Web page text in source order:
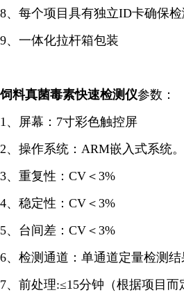
8、每个项目具有独立ID卡确保
9、一体化拉杆箱包装
饲料真菌毒素快速检测仪参数：
1、屏幕：7寸彩色触控屏
2、操作系统：ARM嵌入式系统。
3、重复性：CV＜3%
4、稳定性：CV＜3%
5、台间差：CV＜3%
6、检测通道：单通道定量检测结
7、前处理:≤15分钟（根据项目而